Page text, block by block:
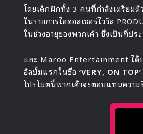
โดยเด็กฝึกทั้ง 3 คนที่กำลังเตรียมตั
ในรายการไอดอลเซอร์ไววัล
ในช่วงอายุของพวกเค้า ซึ่งเป็นที่ปร
และ Maroo Entertainment ได้ป
อัลบั้มแรกในชื่อ ‘VERY, ON TOP’
โปรโมตนี้พวกเค้าจะตอบแทนควา